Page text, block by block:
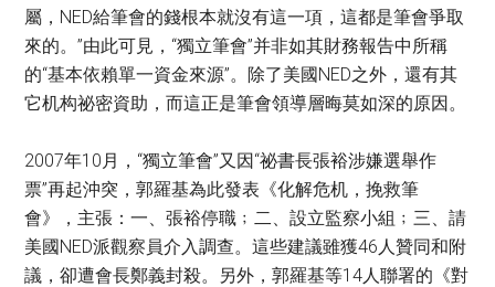
屬，NED給筆會的錢根本就沒有這一項，這都是筆會爭取
來的。”由此可見，“獨立筆會”并非如其財務報告中所稱
的“基本依賴單一資金來源”。除了美國NED之外，還有其
它机构祕密資助，而這正是筆會領導層晦莫如深的原因。
2007年10月，“獨立筆會”又因“祕書長張裕涉嫌選舉作
票”再起沖突，郭羅基為此發表《化解危机，挽救筆
會》，主張：一、張裕停職﹔二、設立監察小組﹔三、請
美國NED派觀察員介入調查。這些建議雖獲46人贊同和附
議，卻遭會長鄭義封殺。另外，郭羅基等14人聯署的《對